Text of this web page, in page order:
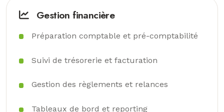
Gestion financière
Préparation comptable et pré-comptabilité
Suivi de trésorerie et facturation
Gestion des règlements et relances
Tableaux de bord et reporting